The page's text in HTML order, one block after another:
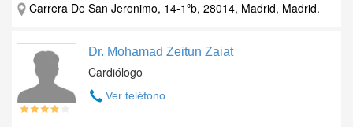
Carrera De San Jeronimo, 14-1ºb, 28014, Madrid, Madrid.
Dr. Mohamad Zeitun Zaiat
Cardiólogo
Ver teléfono